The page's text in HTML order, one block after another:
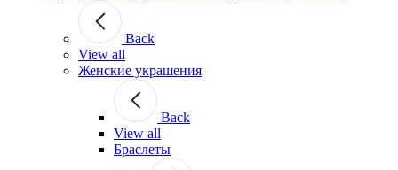
Back
View all
Женские украшения
Back
View all
Браслеты